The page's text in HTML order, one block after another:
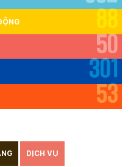
88
50
301
53
DỊCH VỤ